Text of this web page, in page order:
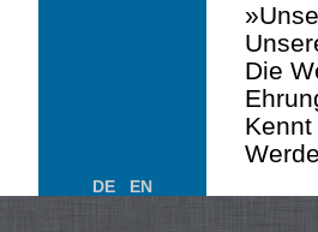
Die
DE EN